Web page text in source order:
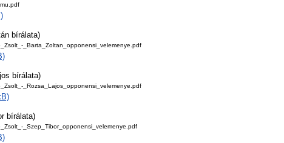
bírálata)
_Barta_Zoltan_opponensi_velemenye.pdf
bírálata)
_Rozsa_Lajos_opponensi_velemenye.pdf
bírálata)
_Szep_Tibor_opponensi_velemenye.pdf